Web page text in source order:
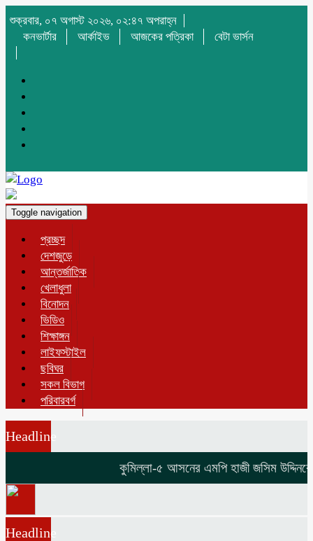
শুক্রবার, ০৭ অগাস্ট ২০২৬, ০২:৪৭ অপরাহ্ন
কনভার্টার
আর্কাইভ আজকের পত্রিকা বেটা ভার্সন
Toggle navigation
প্রচ্ছদ
দেশজুড়ে
আন্তর্জাতিক
খেলাধুলা
বিনোদন
ভিডিও
শিক্ষাঙ্গন
লাইফস্টাইল
ছবিঘর
সকল বিভাগ
পরিবারবর্গ
Headline
কুমিল্লা-৫ আসনের এমপি হাজী জসিম উদ্দিনকে
Headline